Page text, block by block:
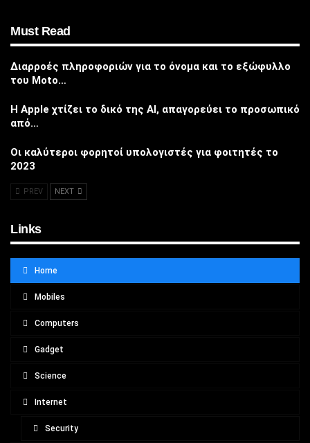
Must Read
Διαρροές πληροφοριών για το όνομα και το εξώφυλλο
του Moto…
Η Apple χτίζει το δικό της AI, απαγορεύει το προσωπικό
από…
Οι καλύτεροι φορητοί υπολογιστές για φοιτητές το
2023
PREV NEXT
Links
Home
Mobiles
Computers
Gadget
Science
Internet
Security